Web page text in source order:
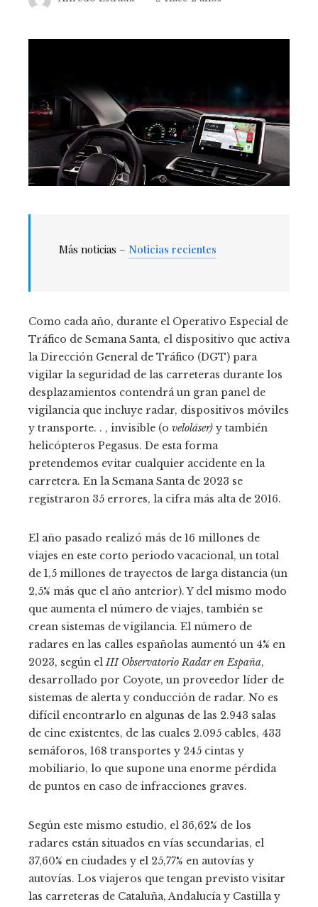
Más noticias – Noticias recientes
Como cada año, durante el Operativo Especial de
Tráfico de Semana Santa, el dispositivo que activa
la Dirección General de Tráfico (DGT) para
vigilar la seguridad de las carreteras durante los
desplazamientos contendrá un gran panel de
vigilancia que incluye radar, dispositivos móviles
y transporte. . , invisible (o veloláser) y también
helicópteros Pegasus. De esta forma
pretendemos evitar cualquier accidente en la
carretera. En la Semana Santa de 2023 se
registraron 35 errores, la cifra más alta de 2016.
El año pasado realizó más de 16 millones de
viajes en este corto periodo vacacional, un total
de 1,5 millones de trayectos de larga distancia (un
2,5% más que el año anterior). Y del mismo modo
que aumenta el número de viajes, también se
crean sistemas de vigilancia. El número de
radares en las calles españolas aumentó un 4% en
2023, según elIII Observatorio Radar en España,
desarrollado por Coyote, un proveedor líder de
sistemas de alerta y conducción de radar. No es
difícil encontrarlo en algunas de las 2.943 salas
de cine existentes, de las cuales 2.095 cables, 433
semáforos, 168 transportes y 245 cintas y
mobiliario, lo que supone una enorme pérdida
de puntos en caso de infracciones graves.
Según este mismo estudio, el 36,62% de los
radares están situados en vías secundarias, el
37,60% en ciudades y el 25,77% en autovías y
autovías. Los viajeros que tengan previsto visitar
las carreteras de Cataluña, Andalucía y Castilla y